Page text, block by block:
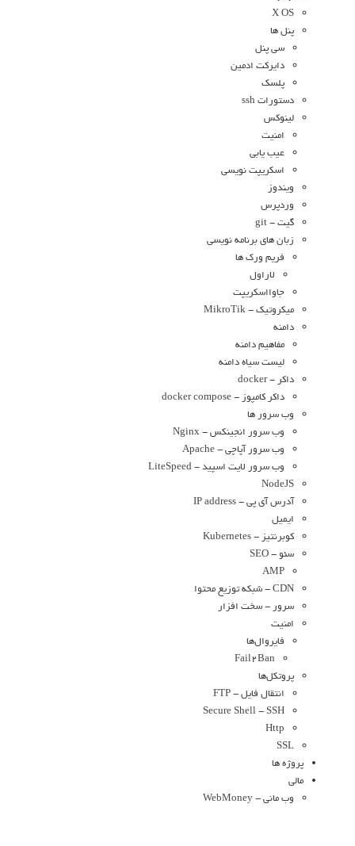
X OS
پنل ها
سی پنل
دایرکت ادمین
پلسک
دستورات ssh
لینوکس
امنیت
عیب یابی
اسکریپت نویسی
ویندوز
وردپرس
گیت - git
زبان های برنامه نویسی
فریم ورک ها
لاراول
جاوااسکریپت
میکروتیک - MikroTik
دامنه
مفاهیم دامنه
لیست سیاه دامنه
داکر - docker
داکر کامپوز - docker compose
وب سرور ها
وب سرور انجینکس - Nginx
وب سرور آپاچی - Apache
وب سرور لایت اسپید - LiteSpeed
NodeJS
آدرس آی پی - IP address
ایمیل
کوبرنتیز - Kubernetes
سئو - SEO
AMP
CDN - شبکه توزیع محتوا
سرور - سخت افزار
امنیت
فایروال‌ها
Fail2Ban
پروتکل‌ها
انتقال فایل - FTP
Secure Shell - SSH
Http
SSL
پروژه ها
مالی
وب مانی - WebMoney